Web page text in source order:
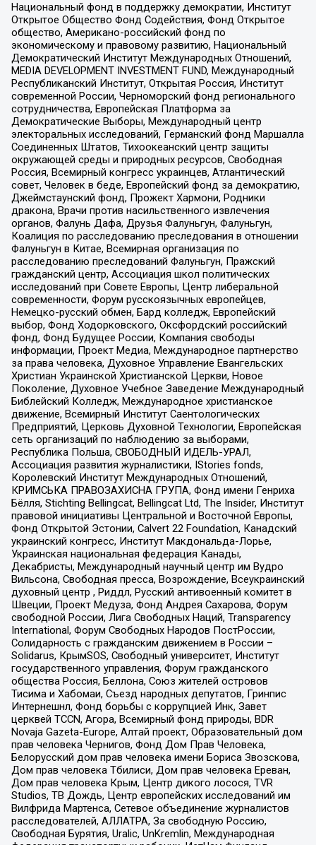
Национальный фонд в поддержку демократии, Институт
Открытое Общество Фонд Содействия, Фонд Открытое
общество, Американо-российский фонд по
экономическому и правовому развитию, Национальный
Демократический Институт Международных Отношений,
MEDIA DEVELOPMENT INVESTMENT FUND, Международный
Республиканский Институт, Открытая Россия, Институт
современной России, Черноморский фонд регионального
сотрудничества, Европейская Платформа за
Демократические Выборы, Международный центр
электоральных исследований, Германский фонд Маршалла
Соединенных Штатов, Тихоокеанский центр защиты
окружающей среды и природных ресурсов, Свободная
Россия, Всемирный конгресс украинцев, Атлантический
совет, Человек в беде, Европейский фонд за демократию,
Джеймстаунский фонд, Прожект Хармони, Родники
дракона, Врачи против насильственного извлечения
органов, Фалунь Дафа, Друзья Фалуньгун, Фалуньгун,
Коалиция по расследованию преследования в отношении
Фалуньгун в Китае, Всемирная организация по
расследованию преследований Фалуньгун, Пражский
гражданский центр, Ассоциация школ политических
исследований при Совете Европы, Центр либеральной
современности, Форум русскоязычных европейцев,
Немецко-русский обмен, Бард колледж, Европейский
выбор, Фонд Ходорковского, Оксфордский российский
фонд, Фонд Будущее России, Компания свободы
информации, Проект Медиа, Международное партнерство
за права человека, Духовное Управление Евангельских
Христиан Украинской Христианской Церкви, Новое
Поколение, Духовное Учебное Заведение Международный
Библейский Колледж, Международное христианское
движение, Всемирный Институт Саентологических
Предприятий, Церковь Духовной Технологии, Европейская
сеть организаций по наблюдению за выборами,
Республика Польша, СВОБОДНЫЙ ИДЕЛЬ-УРАЛ,
Ассоциация развития журналистики, IStories fonds,
Королевский Институт Международных Отношений,
КРИМСЬКА ПРАВОЗАХИСНА ГРУПА, Фонд имени Генриха
Бёлля, Stichting Bellingcat, Bellingcat Ltd, The Insider, Институт
правовой инициативы Центральной и Восточной Европы,
Фонд Открытой Эстонии, Calvert 22 Foundation, Канадский
украинский конгресс, Институт Макдональда-Лорье,
Украинская национальная федерация Канады,
Декабристы, Международный научный центр им Вудро
Вильсона, Свободная пресса, Возрождение, Всеукраинский
духовный центр , Риддл, Русский антивоенный комитет в
Швеции, Проект Медуза, Фонд Андрея Сахарова, Форум
свободной России, Лига Свободных Наций, Transparеncy
International, Форум Свободных Народов ПостРоссии,
Солидарность с гражданским движением в России –
Solidarus, КрымSOS, Свободный университет, Институт
государственного управления, Форум гражданского
общества Россия, Беллона, Союз жителей островов
Тисима и Хабомаи, Съезд народных депутатов, Гринпис
Интернешнл, Фонд борьбы с коррупцией Инк, Завет
церквей TCCN, Агора, Всемирный фонд природы, BDR
Novaja Gazeta-Europe, Алтай проект, Образовательный дом
прав человека Чернигов, Фонд Дом Прав Человека,
Белорусский дом прав человека имени Бориса Звозскова,
Дом прав человека Тбилиси, Дом прав человека Ереван,
Дом прав человека Крым, Центр дикого лосося, TVR
Studios, ТВ Дождь, Центр европейских исследований им
Вилфрида Мартенса, Сетевое объединение журналистов
расследователей, АЛЛАТРА, За свободную Россию,
Свободная Бурятия, Uralic, UnKremlin, Международная